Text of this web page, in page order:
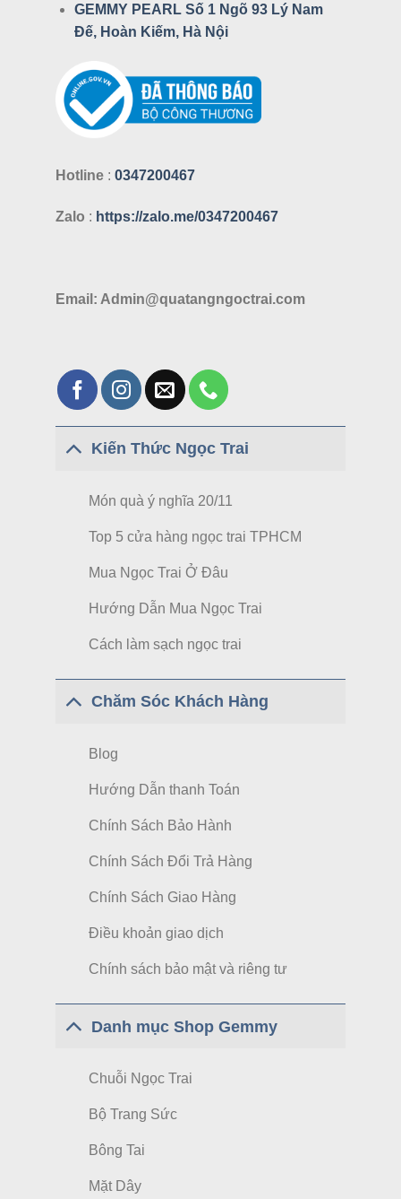
GEMMY PEARL Số 1 Ngõ 93 Lý Nam
Đế, Hoàn Kiếm, Hà Nội
Hotline : 0347200467
Zalo : https://zalo.me/0347200467
Email: Admin@quatangngoctrai.com
Kiến Thức Ngọc Trai
Món quà ý nghĩa 20/11
Top 5 cửa hàng ngọc trai TPHCM
Mua Ngọc Trai Ở Đâu
Hướng Dẫn Mua Ngọc Trai
Cách làm sạch ngọc trai
Chăm Sóc Khách Hàng
Blog
Hướng Dẫn thanh Toán
Chính Sách Bảo Hành
Chính Sách Đổi Trả Hàng
Chính Sách Giao Hàng
Điều khoản giao dịch
Chính sách bảo mật và riêng tư
Danh mục Shop Gemmy
Chuỗi Ngọc Trai
Bộ Trang Sức
Bông Tai
Mặt Dây